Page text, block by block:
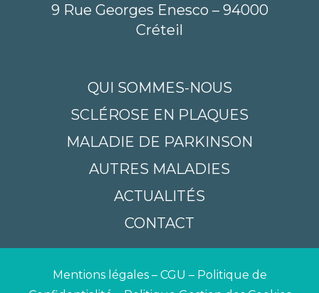
9 Rue Georges Enesco – 94000
Créteil
QUI SOMMES-NOUS
SCLÉROSE EN PLAQUES
MALADIE DE PARKINSON
AUTRES MALADIES
ACTUALITÉS
CONTACT
Mentions légales– CGU – Politique de